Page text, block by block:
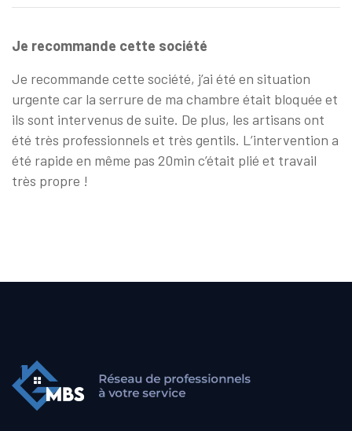
Je recommande cette société
Je recommande cette société, j’ai été en situation
urgente car la serrure de ma chambre était bloquée et
ils sont intervenus de suite. De plus, les artisans ont
été très professionnels et très gentils. L’intervention a
été rapide en même pas 20min c’était plié et travail
très propre !